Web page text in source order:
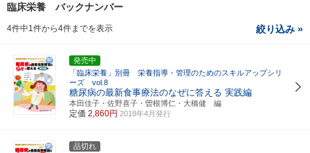
臨床栄養 バックナンバー
4件中1件から4件までを表示 絞り込み »
発売中
「臨床栄養」別冊 栄養指導・管理のためのスキルアップシリ
ーズ vol.8
糖尿病の最新食事療法のなぜに答える 実践編
本田佳子・佐野喜子・曽根博仁・大橋健 編
定価 2,860円 2018年4月発行
品切れ